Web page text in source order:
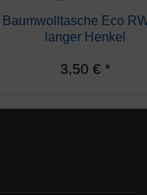
Baumwolltasche Eco
langer Henkel
3,50 € *